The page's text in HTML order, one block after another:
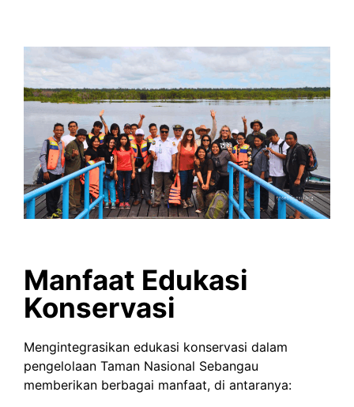
Manfaat Edukasi
Konservasi
Mengintegrasikan edukasi konservasi dalam
pengelolaan Taman Nasional Sebangau
memberikan berbagai manfaat, di antaranya: